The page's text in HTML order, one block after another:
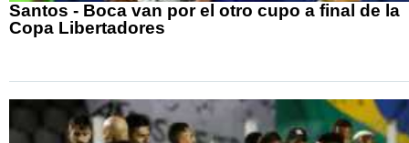
Santos - Boca van por el otro cupo a final de la
Copa Libertadores